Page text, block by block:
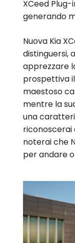
XCeed
generando
Nuova Kia
distinguersi,
apprezzare
prospettiva
maestoso
mentre la
una
riconoscerai
noterai che
per andare